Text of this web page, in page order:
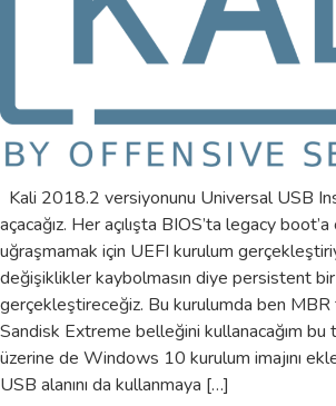
Kali 2018.2 versiyonunu Universal USB
açacağız. Her açılışta BIOS’ta legacy
uğraşmamak için UEFI kurulum
değişiklikler kaybolmasın diye persistent
gerçekleştireceğiz. Bu kurulumda ben
Sandisk Extreme belleğini kullanacağım bu
üzerine de Windows 10 kurulum imajını
USB alanını da kullanmaya […]